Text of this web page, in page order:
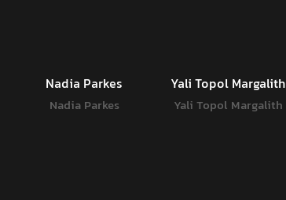
Yali Topol Margalith
Yali Topol Margalith
Nadia Parkes
Nadia Parkes